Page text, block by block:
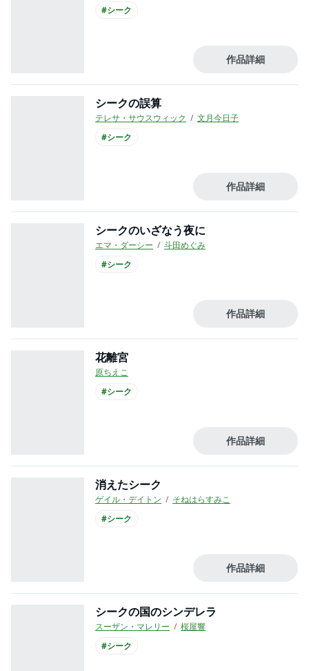
#シーク
作品詳細
シークの誤算
テレサ・サウスウィック
文月今日子
#シーク
作品詳細
シークのいざなう夜に
エマ・ダーシー
斗田めぐみ
#シーク
作品詳細
花離宮
原ちえこ
#シーク
作品詳細
消えたシーク
ゲイル・デイトン
そねはらすみこ
#シーク
作品詳細
シークの国のシンデレラ
スーザン・マレリー
桜屋響
#シーク